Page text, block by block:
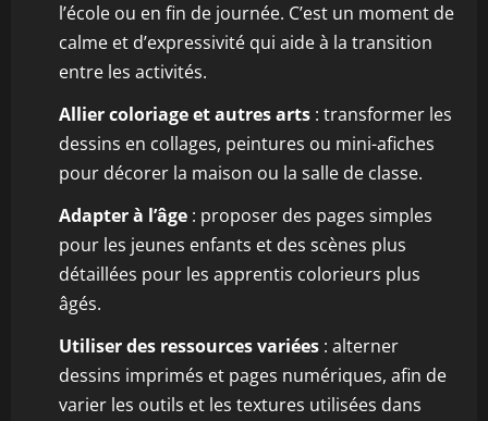
l’école ou en fin de journée. C’est un moment de
calme et d’expressivité qui aide à la transition
entre les activités.
Allier coloriage et autres arts : transformer les
dessins en collages, peintures ou mini-afiches
pour décorer la maison ou la salle de classe.
Adapter à l’âge : proposer des pages simples
pour les jeunes enfants et des scènes plus
détaillées pour les apprentis colorieurs plus
âgés.
Utiliser des ressources variées : alterner
dessins imprimés et pages numériques, afin de
varier les outils et les textures utilisées dans